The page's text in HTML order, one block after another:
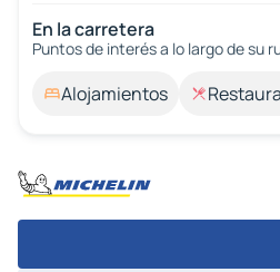
En la carretera
Puntos de interés a lo largo de su
Alojamientos